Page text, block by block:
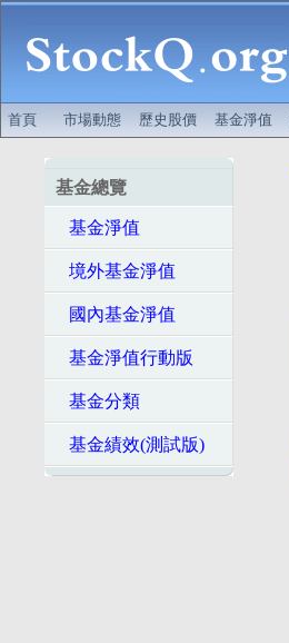
首頁 市場動態 歷史股價 基金淨值
基金總覽
基金淨值
境外基金淨值
國內基金淨值
基金淨值行動版
基金分類
基金績效(測試版)